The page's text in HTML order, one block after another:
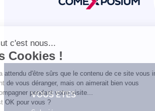
VOUS ETES